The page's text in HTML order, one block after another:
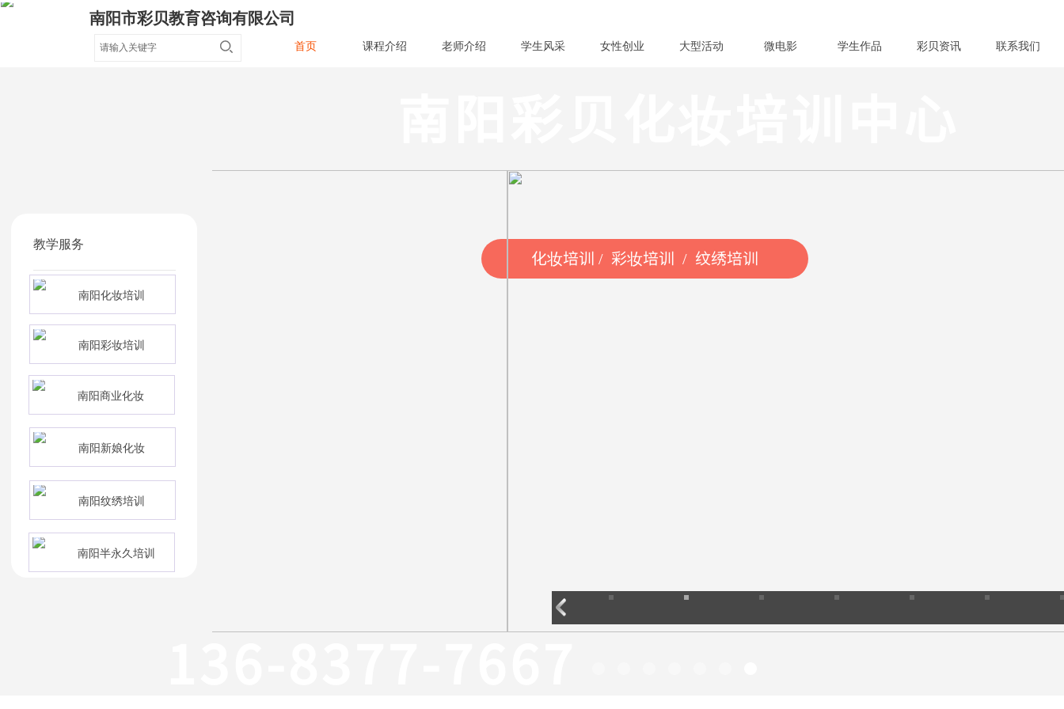
南阳市彩贝教育咨询有限公司
首页 课程介绍 老师介绍 学生风采 女性创业 大型活动 微电影 学生作品 彩贝资讯 联系我们
南阳半永久培训
南阳化妆培训
南阳彩妆培训
南阳纹绣培训
南阳新娘化妆
南阳商业化妆
教学服务
化妆培训 / 彩妆培训 / 纹绣培训